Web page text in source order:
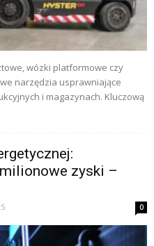
wózki platformowe czy
narzędzia usprawniające
i magazynach. Kluczową
zyski –
0